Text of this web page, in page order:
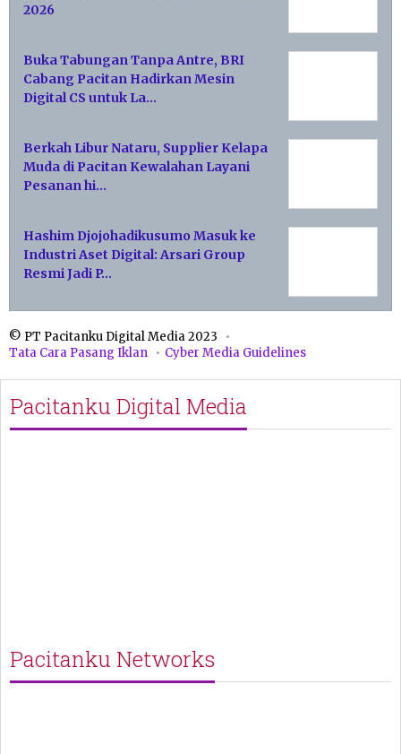
2026
Buka Tabungan Tanpa Antre, BRI
Cabang Pacitan Hadirkan Mesin
Digital CS untuk La…
Berkah Libur Nataru, Supplier Kelapa
Muda di Pacitan Kewalahan Layani
Pesanan hi…
Hashim Djojohadikusumo Masuk ke
Industri Aset Digital: Arsari Group
Resmi Jadi P…
© PT Pacitanku Digital Media 2023
Tata Cara Pasang Iklan
Cyber Media Guidelines
Pacitanku Digital Media
Pacitanku Networks